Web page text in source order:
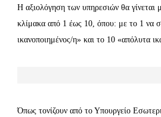
Η αξιολόγηση των υπηρεσιών θα γίνεται
κλίμακα από 1 έως 10, όπου: με το 1 να
ικανοποιημένος/η» και το 10 «απόλυτα
Όπως τονίζουν από το Υπουργείο